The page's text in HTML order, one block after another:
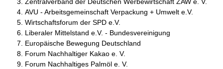
AVU - Arbeitsgemeinschaft Verpackung + Umwelt e.V.
Wirtschaftsforum der SPD e.V.
Liberaler Mittelstand e.V. - Bundesvereinigung
Europäische Bewegung Deutschland
Forum Nachhaltiger Kakao e. V.
Forum Nachhaltiges Palmöl e. V.